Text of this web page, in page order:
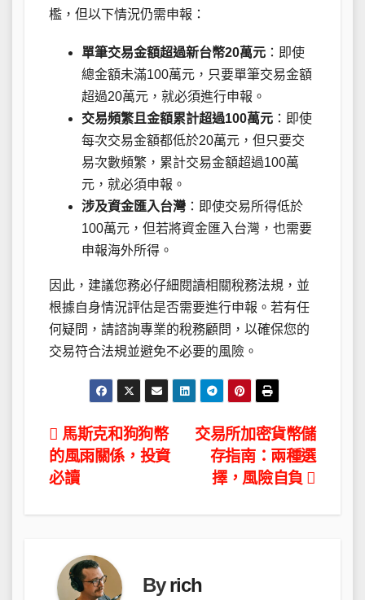
檻，但以下情況仍需申報：
單筆交易金額超過新台幣20萬元 ：即使
總金額未滿100萬元，只要單筆交易金額
超過20萬元，就必須進行申報。
交易頻繁且金額累計超過100萬元 ：即使
每次交易金額都低於20萬元，但只要交
易次數頻繁，累計交易金額超過100萬
元，就必須申報。
涉及資金匯入台灣 ：即使交易所得低於
100萬元，但若將資金匯入台灣，也需要
申報海外所得。
因此，建議您務必仔細閱讀相關稅務法規，並
根據自身情況評估是否需要進行申報。若有任
何疑問，請諮詢專業的稅務顧問，以確保您的
交易符合法規並避免不必要的風險。
文
章
交易所加密貨幣儲
存指南：兩種選
擇，風險自負
馬斯克和狗狗幣
的風雨關係，投資
必讀
Byrich